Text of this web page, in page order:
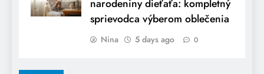
narodeniny dieťaťa: kompletný
sprievodca výberom oblečenia
Nina 5 days ago 0